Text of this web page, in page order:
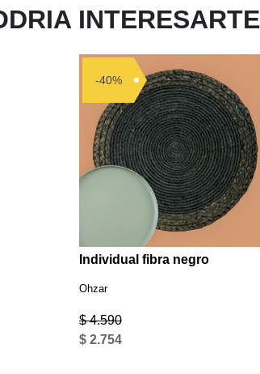
INTERESARTE
-40%
Individual fibra negro
Ohzar
$ 4.590
$ 2.754